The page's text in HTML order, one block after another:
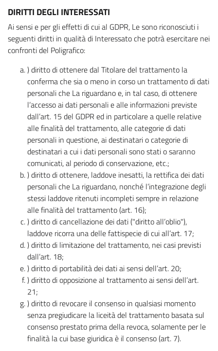
DIRITTI DEGLI INTERESSATI
Ai sensi e per gli effetti di cui al GDPR, Le sono riconosciuti i
seguenti diritti in qualità di Interessato che potrà esercitare nei
confronti del Poligrafico:
) diritto di ottenere dal Titolare del trattamento la
conferma che sia o meno in corso un trattamento di dati
personali che La riguardano e, in tal caso, di ottenere
l’accesso ai dati personali e alle informazioni previste
dall’art. 15 del GDPR ed in particolare a quelle relative
alle finalità del trattamento, alle categorie di dati
personali in questione, ai destinatari o categorie di
destinatari a cui i dati personali sono stati o saranno
comunicati, al periodo di conservazione, etc.;
) diritto di ottenere, laddove inesatti, la rettifica dei dati
personali che La riguardano, nonché l’integrazione degli
stessi laddove ritenuti incompleti sempre in relazione
alle finalità del trattamento (art. 16);
) diritto di cancellazione dei dati ("diritto all’oblio"),
laddove ricorra una delle fattispecie di cui all’art. 17;
) diritto di limitazione del trattamento, nei casi previsti
dall’art. 18;
) diritto di portabilità dei dati ai sensi dell’art. 20;
) diritto di opposizione al trattamento ai sensi dell’art.
21;
) diritto di revocare il consenso in qualsiasi momento
senza pregiudicare la liceità del trattamento basata sul
consenso prestato prima della revoca, solamente per le
finalità la cui base giuridica è il consenso (art. 7).